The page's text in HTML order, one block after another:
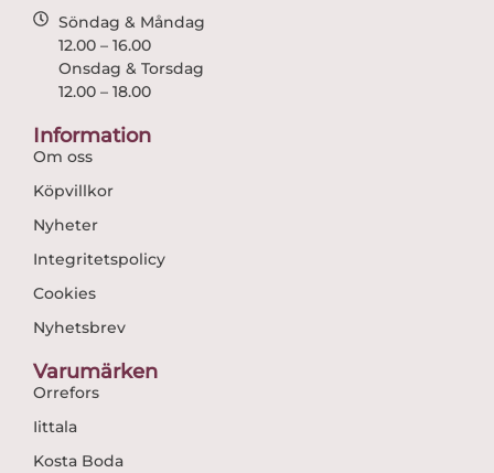
Söndag & Måndag
12.00 – 16.00
Onsdag & Torsdag
12.00 – 18.00
Information
Om oss
Köpvillkor
Nyheter
Integritetspolicy
Cookies
Nyhetsbrev
Varumärken
Orrefors
Iittala
Kosta Boda